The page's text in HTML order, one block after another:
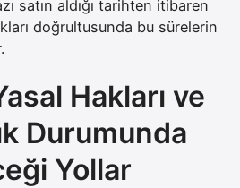
satın aldığı tarihten itibaren
doğrultusunda bu sürelerin
Hakları ve
Durumunda
Yollar